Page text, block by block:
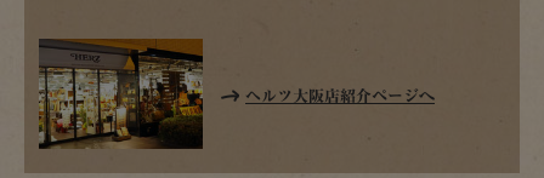
ヘルツ大阪店紹介ページへ